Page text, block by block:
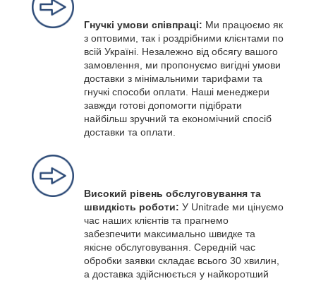
Гнучкі умови співпраці: Ми працюємо як
з оптовими, так і роздрібними клієнтами по
всій Україні. Незалежно від обсягу вашого
замовлення, ми пропонуємо вигідні умови
доставки з мінімальними тарифами та
гнучкі способи оплати. Наші менеджери
завжди готові допомогти підібрати
найбільш зручний та економічний спосіб
доставки та оплати.
Високий рівень обслуговування та
швидкість роботи: У Unitrade ми цінуємо
час наших клієнтів та прагнемо
забезпечити максимально швидке та
якісне обслуговування. Середній час
обробки заявки складає всього 30 хвилин,
а доставка здійснюється у найкоротший